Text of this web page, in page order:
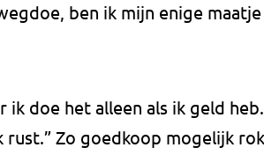
ben ik mijn enige
ik doe het alleen als ik geld
Zo goedkoop mogelijk